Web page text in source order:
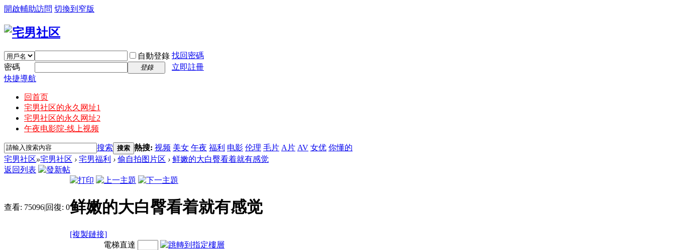
開啟輔助訪問 切換到窄版
自動登錄 找回密碼
密碼
登錄
立即註冊
快捷導航
回首页
宅男社区的永久网址1
宅男社区的永久网址2
午夜电影院-线上视频
搜索 搜索 熱搜: 视频 美女 午夜 福利 电影 伦理 毛片 A片 AV 女优 你懂的
宅男社区»宅男社区 › 宅男福利 › 偷自拍图片区 › 鲜嫩的大白臀看着就有感觉
返回列表
查看: 75096|回復: 0鲜嫩的大白臀看着就有感觉
[複製鏈接]
電梯直達